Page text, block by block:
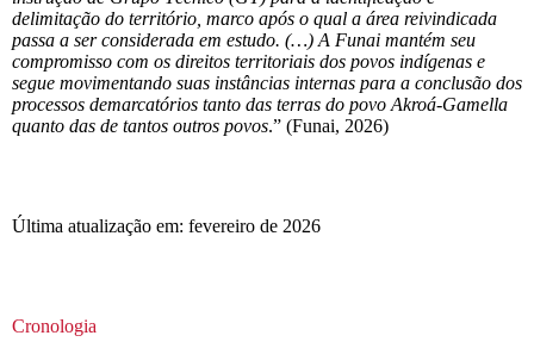
delimitação do território, marco após o qual a área reivindicada
passa a ser considerada em estudo. (…) A Funai mantém seu
compromisso com os direitos territoriais dos povos indígenas e
segue movimentando suas instâncias internas para a conclusão dos
processos demarcatórios tanto das terras do povo Akroá-Gamella
quanto das de tantos outros povos.” (Funai, 2026)
Última atualização em: fevereiro de 2026
Cronologia